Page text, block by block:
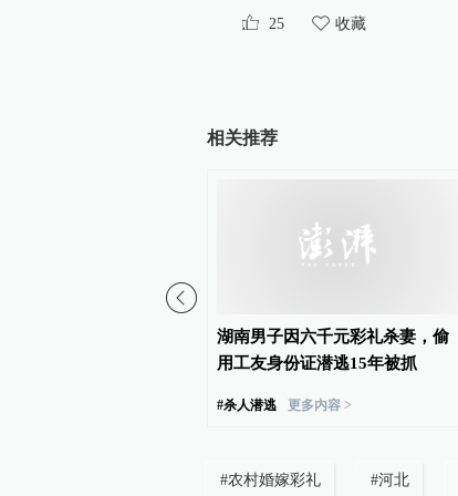
25 收藏
相关推荐
湖南男子因六千元彩礼杀妻，偷
用工友身份证潜逃15年被抓
#杀人潜逃 更多内容 >
#农村婚嫁彩礼 #河北